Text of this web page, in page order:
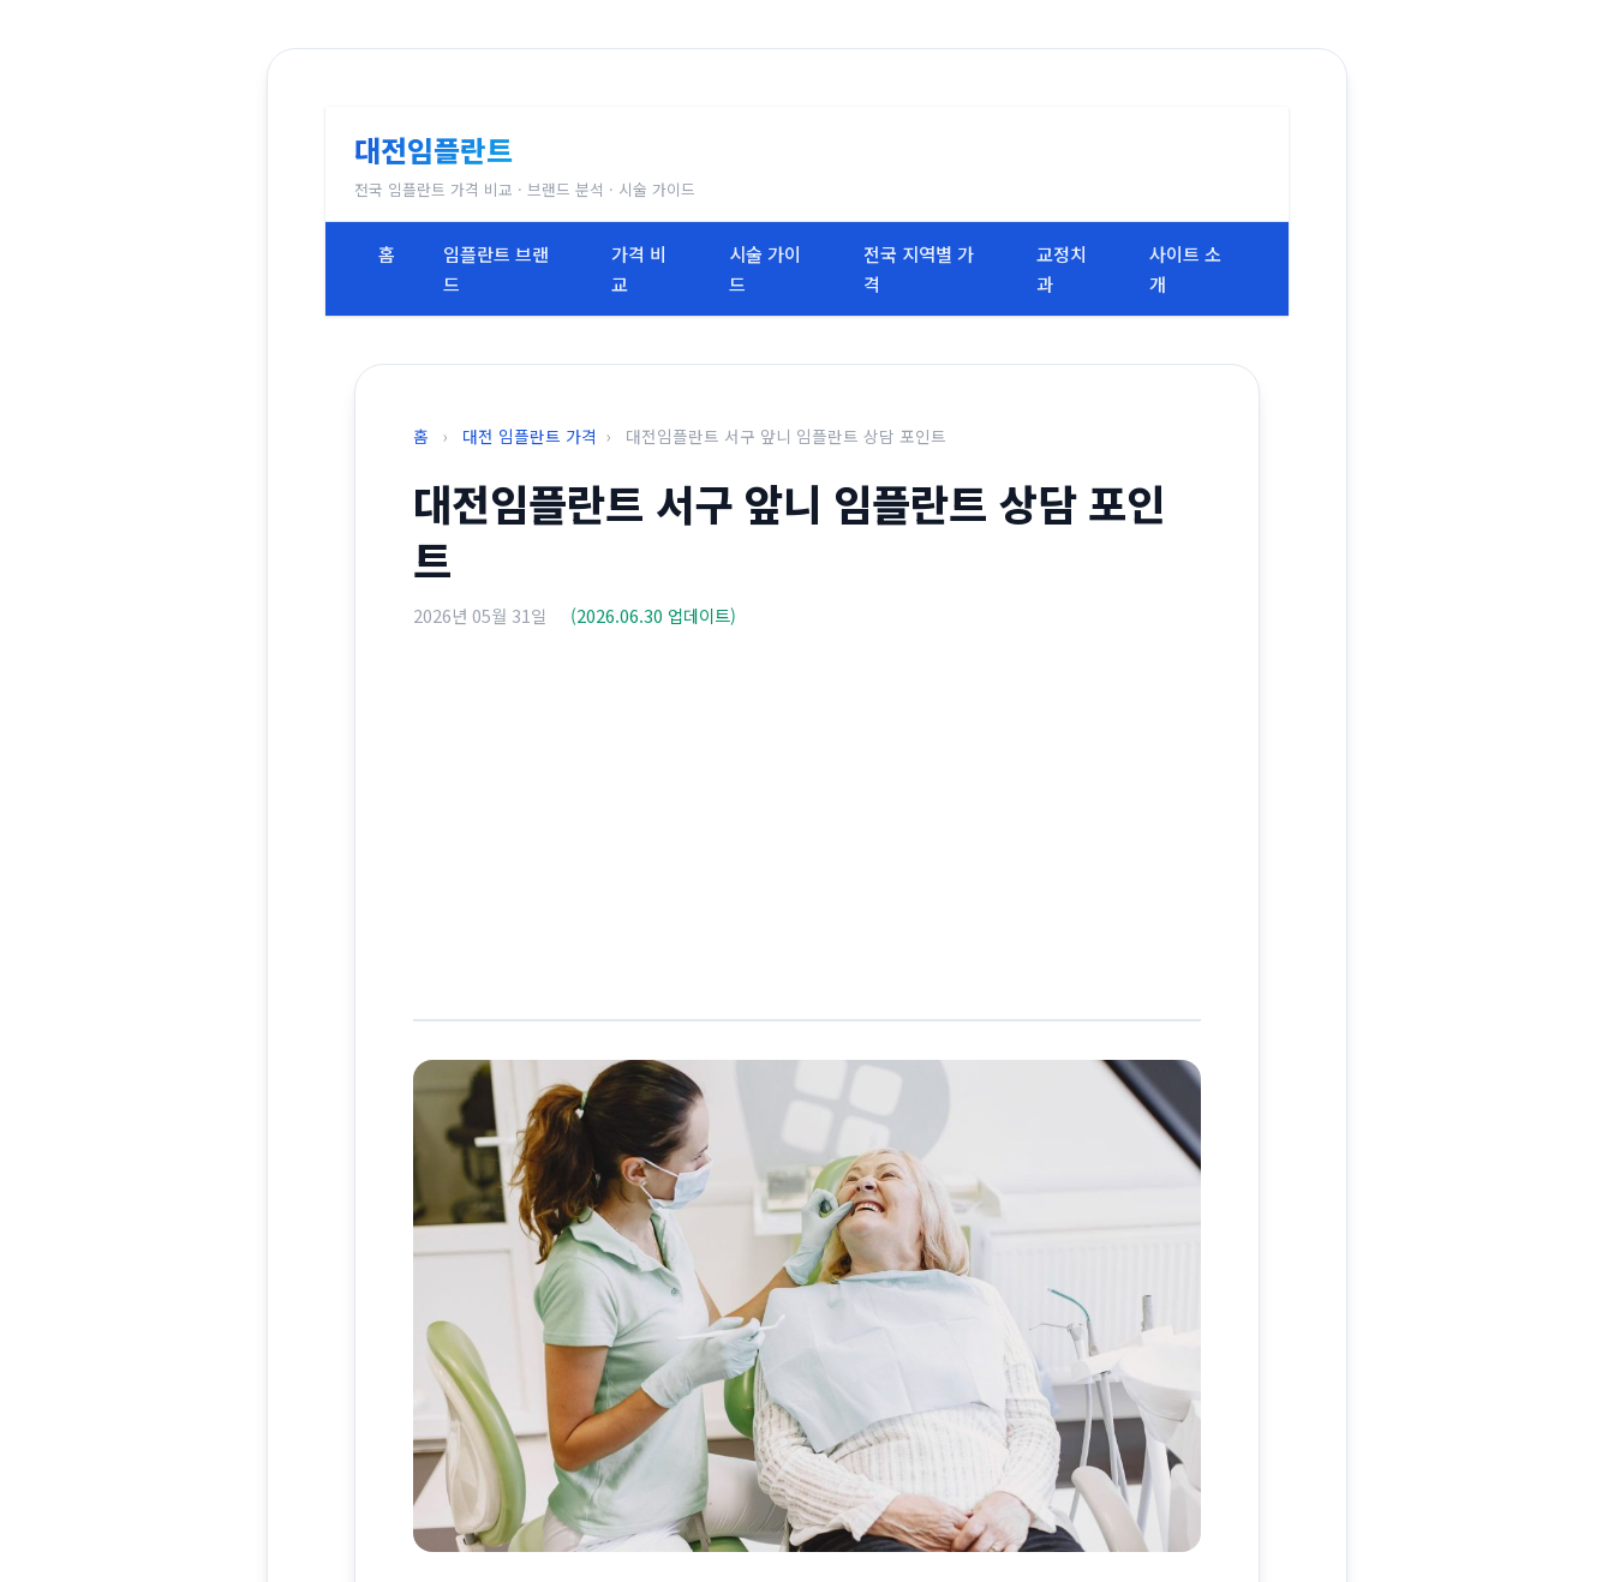
대전임플란트
전국 임플란트 가격 비교 · 브랜드 분석 · 시술 가이드
홈
임플란트 브랜
드
가격 비
교
시술 가이
드
전국 지역별 가
격
교정치
과
사이트 소
개
홈 › 대전 임플란트 가격 › 대전임플란트 서구 앞니 임플란트 상담 포인트
대전임플란트 서구 앞니 임플란트 상담 포인
트
2026년 05월 31일 (2026.06.30 업데이트)